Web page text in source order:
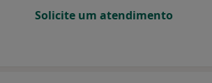
Solicite um atendimento